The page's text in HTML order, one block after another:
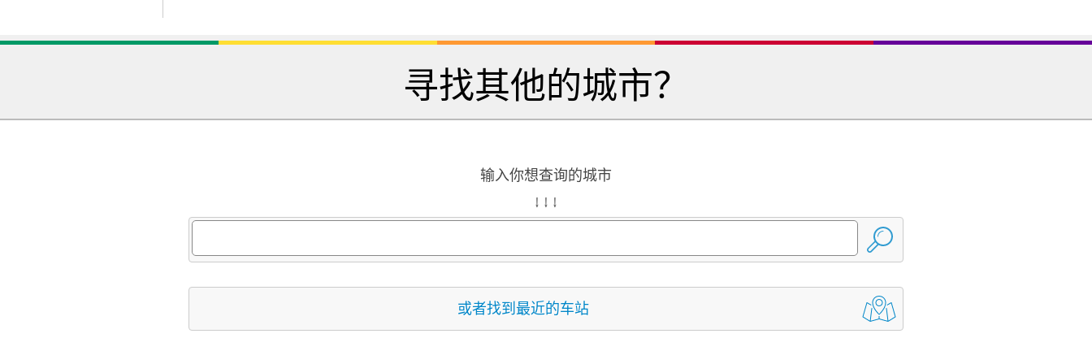
寻找其他的城市？
输入你想查询的城市
↓ ↓ ↓
或者找到最近的车站